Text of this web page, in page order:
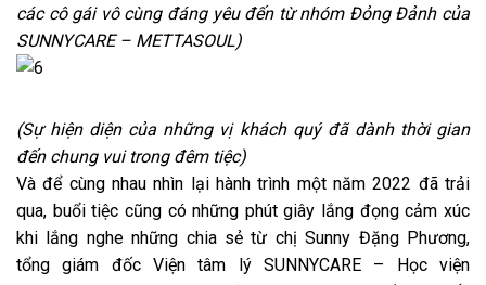
các cô gái vô cùng đáng yêu đến từ nhóm Đỏng Đảnh của
SUNNYCARE – METTASOUL)
(Sự hiện diện của những vị khách quý đã dành thời gian
đến chung vui trong đêm tiệc)
Và để cùng nhau nhìn lại hành trình một năm 2022 đã trải
qua, buổi tiệc cũng có những phút giây lắng đọng cảm xúc
khi lắng nghe những chia sẻ từ chị Sunny Đặng Phương,
tổng giám đốc Viện tâm lý SUNNYCARE – Học viện